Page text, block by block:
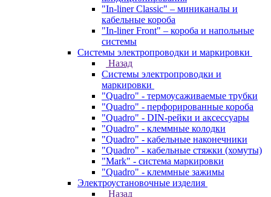
"In-liner Classic" – миниканалы и
кабельные короба
"In-liner Front" – короба и напольные
системы
Системы электропроводки и маркировки
Назад
Системы электропроводки и
маркировки
"Quadro" - термоусаживаемые трубки
"Quadro" - перфорированные короба
"Quadro" - DIN-рейки и аксессуары
"Quadro" - клеммные колодки
"Quadro" - кабельные наконечники
"Quadro" - кабельные стяжки (хомуты)
"Mark" - система маркировки
"Quadro" - клеммные зажимы
Электроустановочные изделия
Назад